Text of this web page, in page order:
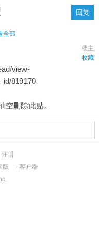
回复
全部
楼主
收藏
view-
819170
空删除此贴。
注册
版
客户端